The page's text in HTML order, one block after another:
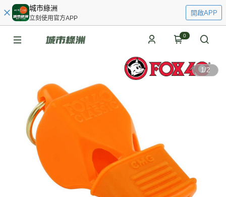
城市綠洲
立刻使用官方APP
開啟APP
0
1/2